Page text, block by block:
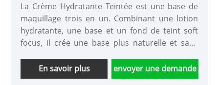
La Crème Hydratante Teintée est une base de
maquillage trois en un. Combinant une lotion
hydratante, une base et un fond de teint soft
focus, il crée une base plus naturelle et sans
sorte que le maquillage n'aura pas l'air gras et
ne se détachera pas même après une utilisation
En savoir plus envoyer une demande